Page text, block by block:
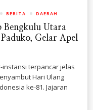
BERITA DAERAH
Bengkulu Utara
Gelar Apel
instansi terpancar jelas
Hari Ulang
ke-81. Jajaran